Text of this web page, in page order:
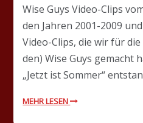
Wise Guys Video-Clips
den Jahren 2001-2009
Video-Clips, die wir für
den) Wise Guys gemacht
„Jetzt ist Sommer“
MEHR LESEN